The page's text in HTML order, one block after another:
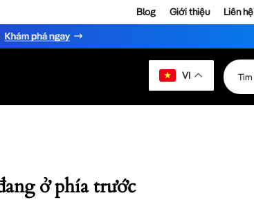
Blog Giới thiệu Liên hệ
VI
Tìm
kiếm:
ở phía trước